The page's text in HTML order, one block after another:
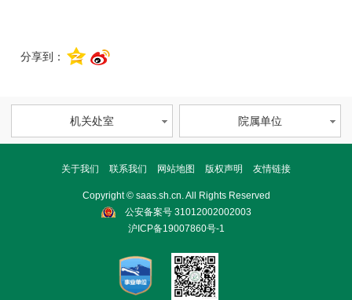
分享到：
机关处室 院属单位
关于我们 联系我们 网站地图 版权声明 友情链接
Copyright © saas.sh.cn. All Rights Reserved
公安备案号 31012002002003
沪ICP备19007860号-1